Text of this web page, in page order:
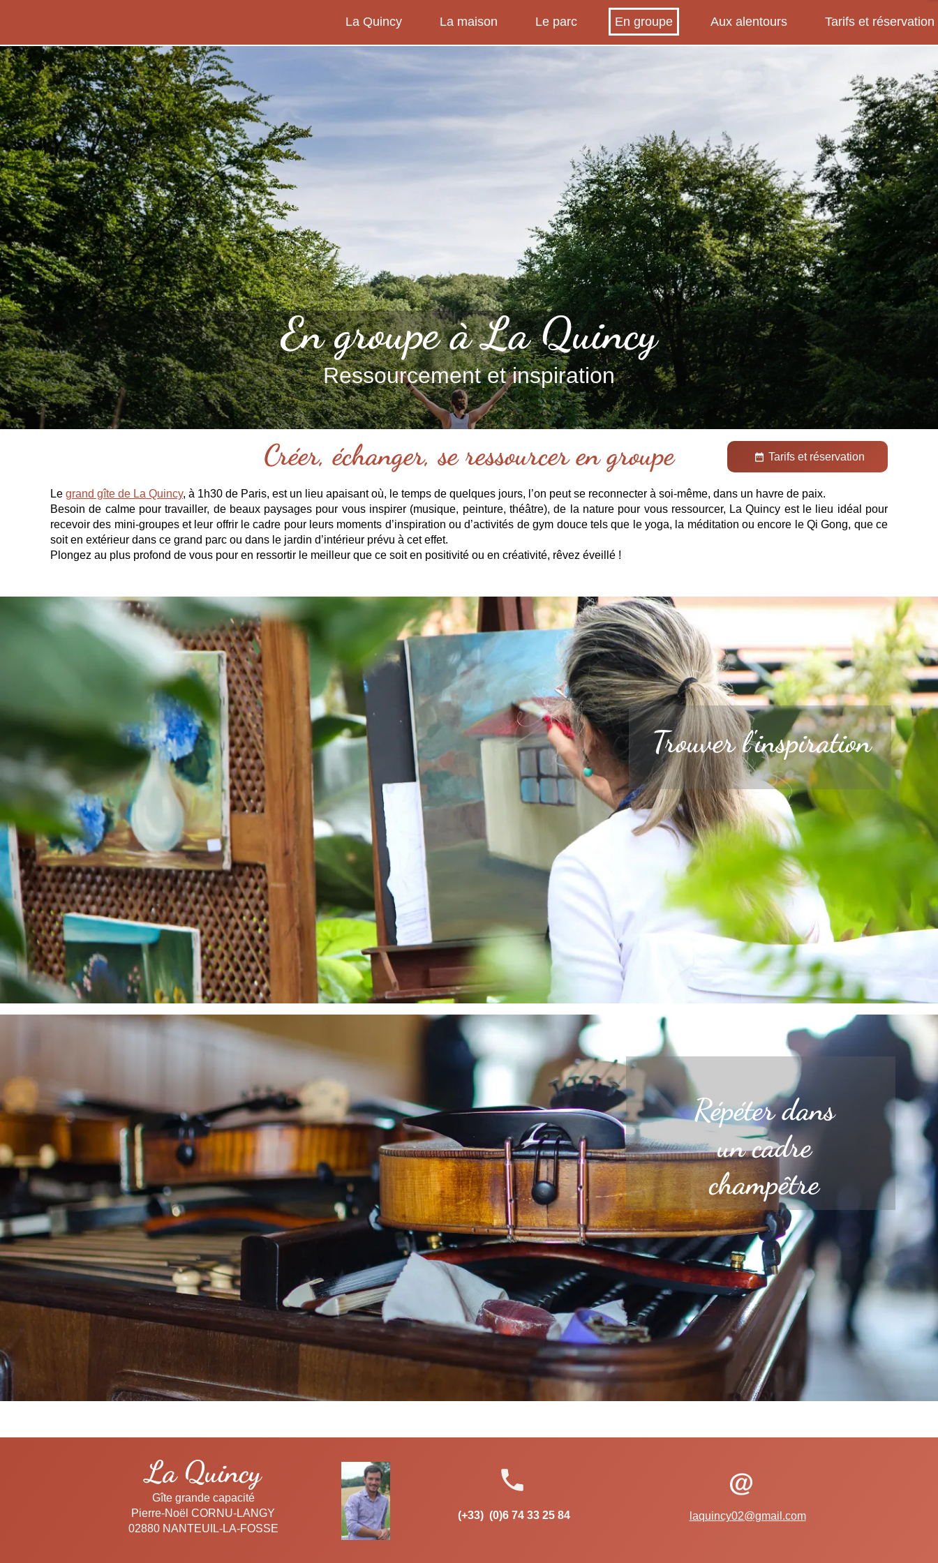
La Quincy La maison Le parc En groupe Aux alentours Tarifs et réservation
La Quincy
Gîte grande capacité
Pierre-Noël CORNU-LANGY
02880 NANTEUIL-LA-FOSSE
(+33) (0)6 74 33 25 84 laquincy02@gmail.com
local_phone
En groupe à La Quincy
Ressourcement et inspiration
Créer, échanger, se ressourcer en groupe
Le grand gîte de La Quincy, à 1h30 de Paris, est un lieu apaisant où, le temps de quelques jours, l’on peut se reconnecter à soi-même, dans un havre de paix.
Besoin de calme pour travailler, de beaux paysages pour vous inspirer (musique, peinture, théâtre), de la nature pour vous ressourcer, La Quincy est le lieu idéal pour
recevoir des mini-groupes et leur offrir le cadre pour leurs moments d’inspiration ou d’activités de gym douce tels que le yoga, la méditation ou encore le Qi Gong, que ce
soit en extérieur dans ce grand parc ou dans le jardin d’intérieur prévu à cet effet.
Plongez au plus profond de vous pour en ressortir le meilleur que ce soit en positivité ou en créativité, rêvez éveillé !
date_range Tarifs et réservation
Trouver l'inspiration
Répéter dans
un cadre
champêtre